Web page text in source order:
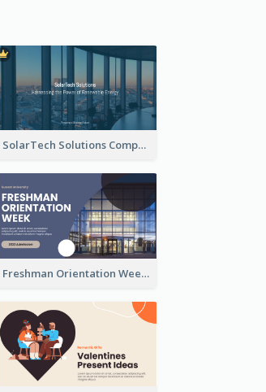
SolarTech Solutions Company Overview
Freshman Orientation Week Presentation